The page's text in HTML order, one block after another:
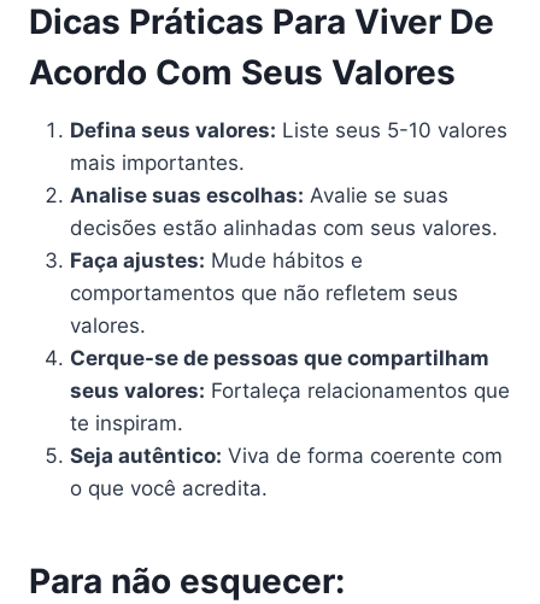
Dicas Práticas Para Viver De
Acordo Com Seus Valores
Defina seus valores: Liste seus 5-10 valores
mais importantes.
Analise suas escolhas: Avalie se suas
decisões estão alinhadas com seus valores.
Faça ajustes: Mude hábitos e
comportamentos que não refletem seus
valores.
Cerque-se de pessoas que compartilham
seus valores: Fortaleça relacionamentos que
te inspiram.
Seja autêntico: Viva de forma coerente com
o que você acredita.
Para não esquecer: